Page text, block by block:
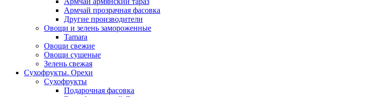
Армчай прозрачная фасовка
Другие производители
Овощи и зелень замороженные
Tamara
Овощи свежие
Овощи сушеные
Зелень свежая
Сухофрукты. Орехи
Сухофрукты
Подарочная фасовка